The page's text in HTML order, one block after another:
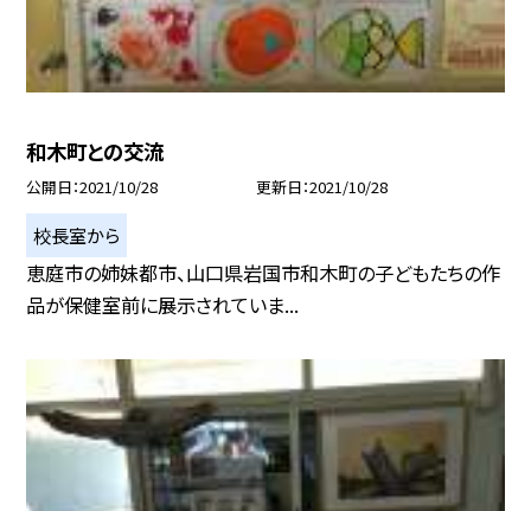
和木町との交流
公開日 2021/10/28 更新日 2021/10/28
校長室から
恵庭市の姉妹都市、山口県岩国市和木町の子どもたちの作
品が保健室前に展示されていま...